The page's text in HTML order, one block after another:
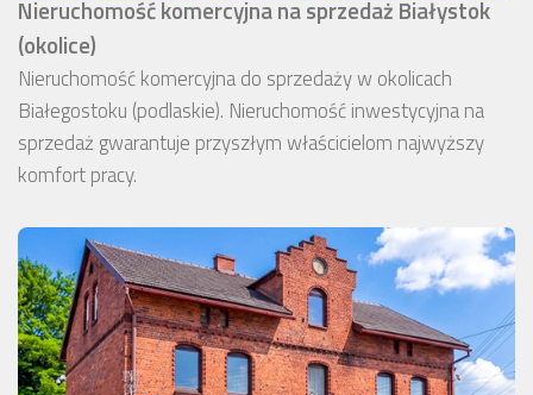
Nieruchomość komercyjna na sprzedaż Białystok
(okolice)
Nieruchomość komercyjna do sprzedaży w okolicach
Białegostoku (podlaskie). Nieruchomość inwestycyjna na
sprzedaż gwarantuje przyszłym właścicielom najwyższy
komfort pracy.